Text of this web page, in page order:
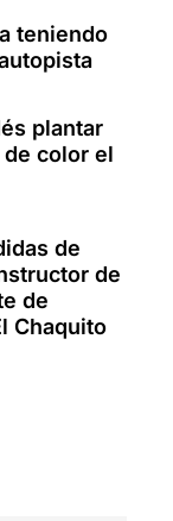
teniendo
plantar
color el
de
de
de
Chaquito